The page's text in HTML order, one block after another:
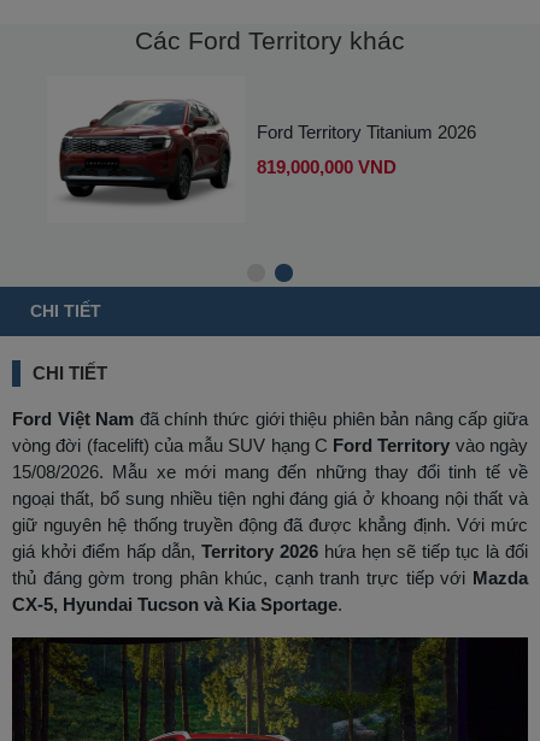
Các Ford Territory khác
Ford Territory Titanium 2026
819,000,000 VND
CHI TIẾT
CHI TIẾT
Ford Việt Nam đã chính thức giới thiệu phiên bản nâng cấp giữa
vòng đời (facelift) của mẫu SUV hạng C Ford Territory vào ngày
15/08/2026. Mẫu xe mới mang đến những thay đổi tinh tế về
ngoại thất, bổ sung nhiều tiện nghi đáng giá ở khoang nội thất và
giữ nguyên hệ thống truyền động đã được khẳng định. Với mức
giá khởi điểm hấp dẫn, Territory 2026 hứa hẹn sẽ tiếp tục là đối
thủ đáng gờm trong phân khúc, cạnh tranh trực tiếp với Mazda
CX-5, Hyundai Tucson và Kia Sportage.